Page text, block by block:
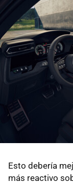
Esto debería
más reactivo